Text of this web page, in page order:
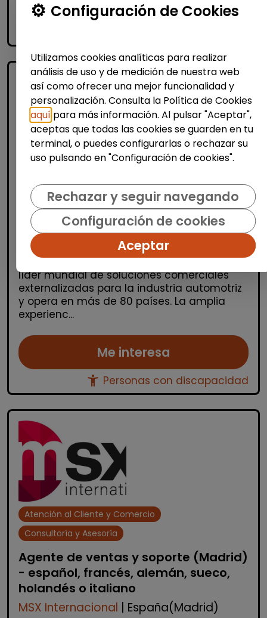
Me interesa
Administración, Finanzas y Gestión
Consultoría y Asesoría
Consultor/a de automoción
(Barcelona)
MSX Internacional| España(Barcelona)
MSX International Group es el proveedor
líder mundial de soluciones comerciales
externalizadas para la industria automotriz
y opera en más de 80 países. La amplia
experienc...
Me interesa
accessibility_new Personas con discapacidad
Atención al Cliente y Comercio
Consultoría y Asesoría
Agente de ventas y soporte (Madrid)
- español, francés, alemán, sueco,
holandés o italiano
MSX Internacional | España(Madrid)
Configuración de Cookies
Utilizamos cookies analíticas para realizar
análisis de uso y de medición de nuestra web
así como ofrecer una mejor funcionalidad y
personalización. Consulta la Política de Cookies
aquí para más información. Al pulsar "Aceptar",
aceptas que todas las cookies se guarden en tu
terminal, o puedes configurarlas o rechazar su
uso pulsando en "Configuración de cookies".
Rechazar y seguir navegando
Configuración de cookies
Aceptar